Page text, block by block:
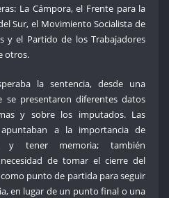
La Cámpora, el Frente para la
Sur, el Movimiento Socialista de
y el Partido de los Trabajadores
otros.
la sentencia, desde una
se presentaron diferentes datos
y sobre los imputados. Las
apuntaban a la importancia de
y tener memoria; también
de tomar el cierre del
punto de partida para seguir
en lugar de un punto final o una